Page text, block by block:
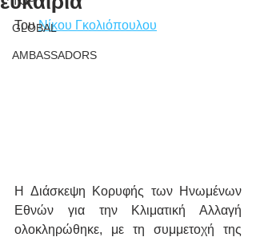
GLOBAL
AMBASSADORS
Του Νίκου Γκολιόπουλου
Η Διάσκεψη Κορυφής των Ηνωμένων
Εθνών για την Κλιματική Αλλαγή
ολοκληρώθηκε, με τη συμμετοχή της